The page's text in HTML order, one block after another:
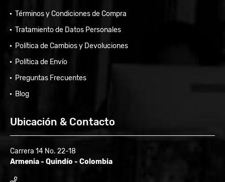
Términos y Condiciones de Compra
Tratamiento de Datos Personales
Política de Cambios y Devoluciones
Política de Envío
Preguntas Frecuentes
Blog
Ubicación & Contacto
Carrera 14 No. 22-18
Armenia - Quindío - Colombia